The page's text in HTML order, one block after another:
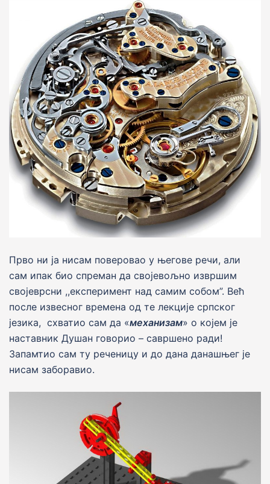
Прво ни jа нисам поверовао у његове речи, али
сам ипак био спреман да својевољно извршим
своjеврсни ,,експеримент над самим собом”. Већ
после извесног времена од те лекциjе српског
jезика, схватио сам да «механизам» о коjем jе
наставник Душан говорио – савршено ради!
Запамтио сам ту реченицу и до дана данашњег jе
нисам заборавио.